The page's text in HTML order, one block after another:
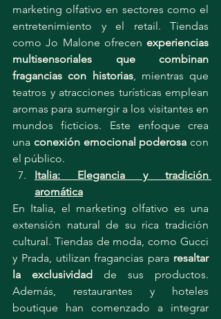
marketing olfativo en sectores como el
entretenimiento y el retail. Tiendas
como Jo Malone ofrecen experiencias
multisensoriales que combinan
fragancias con historias, mientras que
teatros y atracciones turísticas emplean
aromas para sumergir a los visitantes en
mundos ficticios. Este enfoque crea
una conexión emocional poderosa con
el público.
Italia: Elegancia y tradición
aromática
En Italia, el marketing olfativo es una
extensión natural de su rica tradición
cultural. Tiendas de moda, como Gucci
y Prada, utilizan fragancias para resaltar
la exclusividad de sus productos.
Además, restaurantes y hoteles
boutique han comenzado a integrar